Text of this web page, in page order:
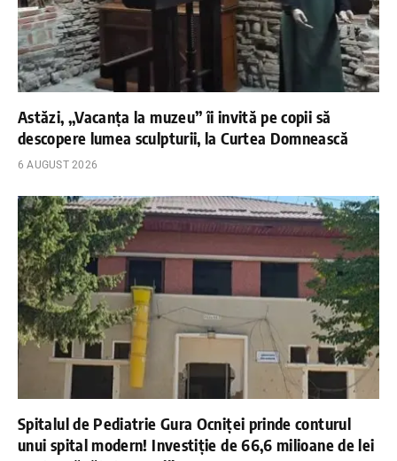
Astăzi, „Vacanța la muzeu” îi invită pe copii să
descopere lumea sculpturii, la Curtea Domnească
6 AUGUST 2026
Spitalul de Pediatrie Gura Ocniței prinde conturul
unui spital modern! Investiție de 66,6 milioane de lei